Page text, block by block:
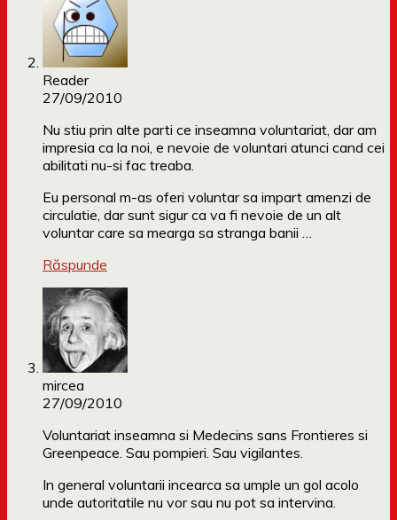
Reader
27/09/2010
Nu stiu prin alte parti ce inseamna voluntariat, dar am
impresia ca la noi, e nevoie de voluntari atunci cand cei
abilitati nu-si fac treaba.
Eu personal m-as oferi voluntar sa impart amenzi de
circulatie, dar sunt sigur ca va fi nevoie de un alt
voluntar care sa mearga sa stranga banii …
Răspunde
mircea
27/09/2010
Voluntariat inseamna si Medecins sans Frontieres si
Greenpeace. Sau pompieri. Sau vigilantes.
In general voluntarii incearca sa umple un gol acolo
unde autoritatile nu vor sau nu pot sa intervina.